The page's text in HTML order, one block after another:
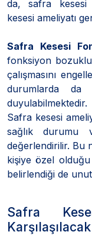
da, safra kesesi
kesesi ameliyatı
Safra Kesesi
fonksiyon
çalışmasını
durumlarda da
duyulabilmektedir.
Safra kesesi
sağlık durumu
değerlendirilir. Bu
kişiye özel olduğu
belirlendiği de
Safra